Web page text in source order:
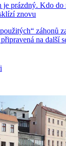
je prázdný. Kdo do
znovu
záhonů
na další